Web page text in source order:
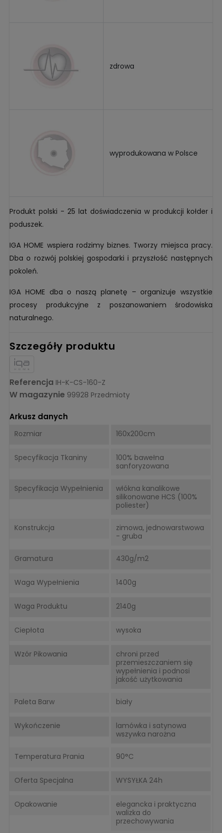
zdrowa
wyprodukowana w Polsce
Produkt polski - 25 lat doświadczenia w produkcji kołder i
poduszek.
IGA HOME wspiera rodzimy biznes. Tworzy miejsca pracy.
Dba o rozwój polskiej gospodarki i przyszłość następnych
pokoleń.
IGA HOME dba o naszą planetę – organizuje wszystkie
procesy produkcyjne z poszanowaniem środowiska
naturalnego.
Szczegóły produktu
Referencja IH-K-CS-160-Z
W magazynie 99928 Przedmioty
Arkusz danych
Rozmiar 160x200cm
Specyfikacja Tkaniny
100% bawełna
sanforyzowana
Specyfikacja Wypełnienia
włókna kanalikowe
silikonowane HCS (100%
poliester)
Konstrukcja
zimowa, jednowarstwowa
- gruba
Gramatura 430g/m2
Waga Wypełnienia 1400g
Waga Produktu 2140g
Ciepłota wysoka
Wzór Pikowania
chroni przed
przemieszczaniem się
wypełnienia i podnosi
jakość użytkowania
Paleta Barw biały
Wykończenie
lamówka i satynowa
wszywka narożna
Temperatura Prania 90°C
Oferta Specjalna WYSYŁKA 24h
Opakowanie
elegancka i praktyczna
walizka do
przechowywania